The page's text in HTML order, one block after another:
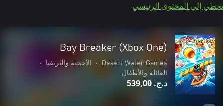
تخطي إلى المحتوى الرئيسي
Bay Breaker (Xbox One)
Desert Water Games
• الأحجية والتريفيا
•
العائلة والأطفال
د.ج.‏ 539,00